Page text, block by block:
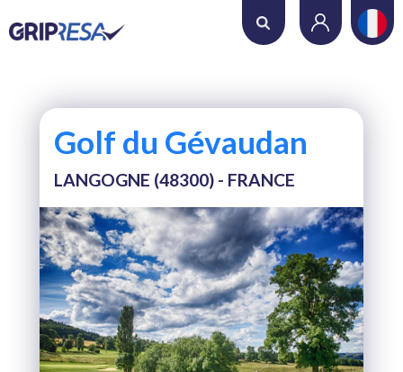
Où voulez-vous jouer ?
Nombre de trous
Nombre de joueurs
RECHERCHER
Golf du Gévaudan
LANGOGNE (48300) - FRANCE